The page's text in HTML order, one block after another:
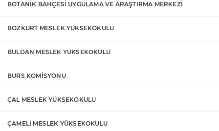
BOTANİK BAHÇESİ UYGULAMA VE ARAŞTIRMA MERKEZİ
BOZKURT MESLEK YÜKSEKOKULU
BULDAN MESLEK YÜKSEKOKULU
BURS KOMİSYONU
ÇAL MESLEK YÜKSEKOKULU
ÇAMELİ MESLEK YÜKSEKOKULU